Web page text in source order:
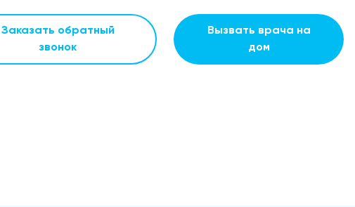
Заказать обратный
звонок
Вызвать врача на
дом